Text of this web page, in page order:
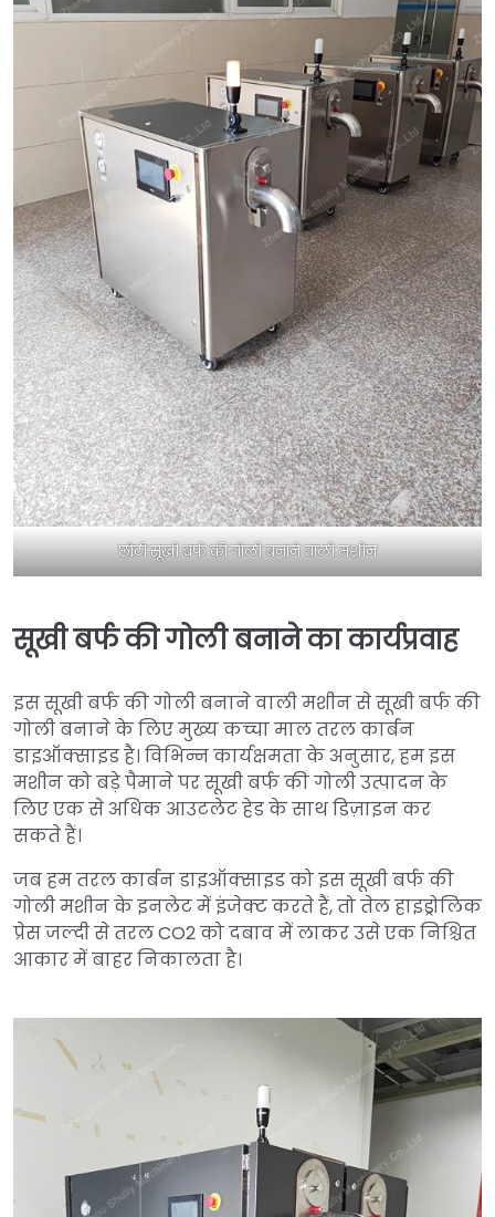
छोटी सूखी बर्फ की गोली बनाने वाली मशीन
सूखी बर्फ की गोली बनाने का कार्यप्रवाह
इस सूखी बर्फ की गोली बनाने वाली मशीन से सूखी बर्फ की
गोली बनाने के लिए मुख्य कच्चा माल तरल कार्बन
डाइऑक्साइड है। विभिन्न कार्यक्षमता के अनुसार, हम इस
मशीन को बड़े पैमाने पर सूखी बर्फ की गोली उत्पादन के
लिए एक से अधिक आउटलेट हेड के साथ डिज़ाइन कर
सकते हैं।
जब हम तरल कार्बन डाइऑक्साइड को इस सूखी बर्फ की
गोली मशीन के इनलेट में इंजेक्ट करते हैं, तो तेल हाइड्रोलिक
प्रेस जल्दी से तरल CO2 को दबाव में लाकर उसे एक निश्चित
आकार में बाहर निकालता है।